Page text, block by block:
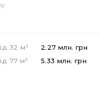
32 м 2 2.27 млн. грн
77 м 2 5.33 млн. грн